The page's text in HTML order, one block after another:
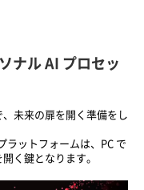
ナル AI プロセッ
未来の扉を開く準備をし
ラットフォームは、PC で
く鍵となります。